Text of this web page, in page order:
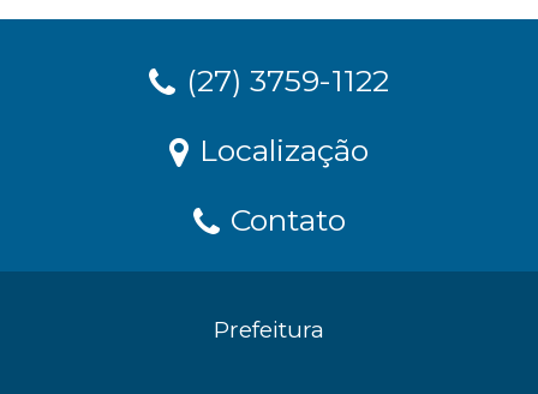
(27) 3759-1122
Localização
Contato
Prefeitura